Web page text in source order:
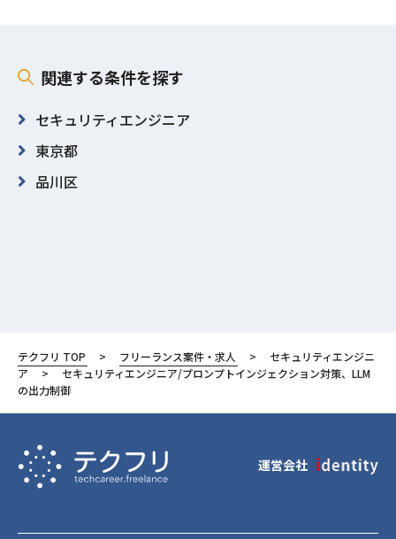
関連する条件を探す
セキュリティエンジニア
東京都
品川区
テクフリ TOP フリーランス案件・求人
セキュリティエンジニ
ア
セキュリティエンジニア/プロンプトインジェクション対策、LLM
の出力制御
運営会社